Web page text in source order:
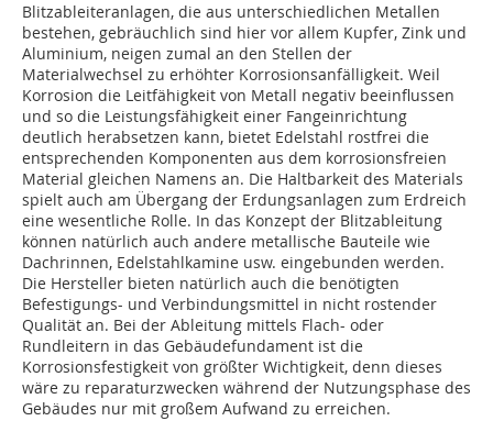
Blitzableiteranlagen, die aus unterschiedlichen Metallen
bestehen, gebräuchlich sind hier vor allem Kupfer, Zink und
Aluminium, neigen zumal an den Stellen der
Materialwechsel zu erhöhter Korrosionsanfälligkeit. Weil
Korrosion die Leitfähigkeit von Metall negativ beeinflussen
und so die Leistungsfähigkeit einer Fangeinrichtung
deutlich herabsetzen kann, bietet Edelstahl rostfrei die
entsprechenden Komponenten aus dem korrosionsfreien
Material gleichen Namens an. Die Haltbarkeit des Materials
spielt auch am Übergang der Erdungsanlagen zum Erdreich
eine wesentliche Rolle. In das Konzept der Blitzableitung
können natürlich auch andere metallische Bauteile wie
Dachrinnen, Edelstahlkamine usw. eingebunden werden.
Die Hersteller bieten natürlich auch die benötigten
Befestigungs- und Verbindungsmittel in nicht rostender
Qualität an. Bei der Ableitung mittels Flach- oder
Rundleitern in das Gebäudefundament ist die
Korrosionsfestigkeit von größter Wichtigkeit, denn dieses
wäre zu reparaturzwecken während der Nutzungsphase des
Gebäudes nur mit großem Aufwand zu erreichen.